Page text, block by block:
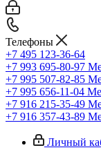
Телефоны
+7 495 123-36-64
+7 993 695-80-97
+7 995 507-82-85
+7 995 656-11-04
+7 916 215-35-49
+7 916 357-43-89
Личный